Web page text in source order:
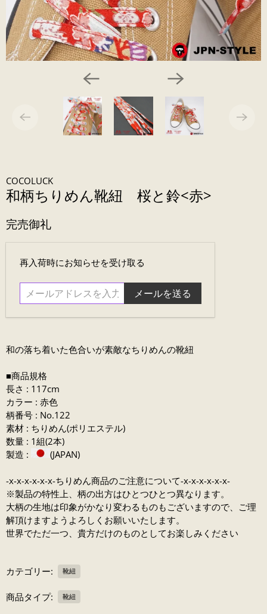
COCOLUCK
和柄ちりめん靴紐 桜と鈴<赤>
完売御礼
メ
ア
ド
を
力....
再入荷時にお知らせを受け取る
和の落ち着いた色合いが素敵なちりめんの靴紐
■商品規格
長さ : 117cm
カラー : 赤色
柄番号 : No.122
素材 : ちりめん(ポリエステル)
数量 : 1組(2本)
製造 :
(JAPAN)
-x-x-x-x-x-x-ちりめん商品のご注意について-x-x-x-x-x-x-
※製品の特性上、柄の出方はひとつひとつ異なります。
大柄の生地は印象がかなり変わるものもございますので、ご理
解頂けますようよろしくお願いいたします。
世界でただ一つ、貴方だけのものとしてお楽しみください
カテゴリー: 靴紐
商品タイプ: 靴紐